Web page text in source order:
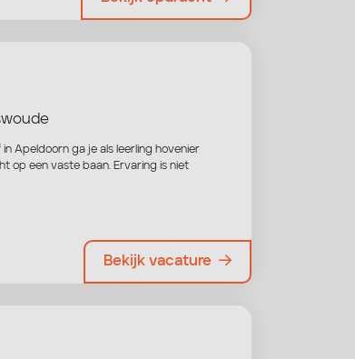
Apeldoorn ga je als leerling hovenier
op een vaste baan. Ervaring is niet
Bekijk vacature